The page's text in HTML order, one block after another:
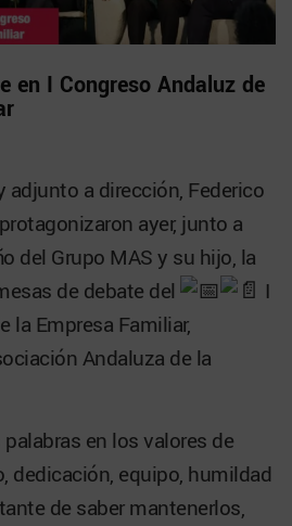
en I Congreso Andaluz de
adjunto a dirección, Federico
ayer, junto a
del Grupo MAS y su hijo, la
de debate del
I
la Empresa Familiar,
Andaluza de la
en los valores de
dedicación, equipo, humildad
de saber mantenerlos,